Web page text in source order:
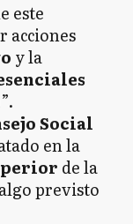
este
acciones
y la
”.
Social
en la
de la
previsto